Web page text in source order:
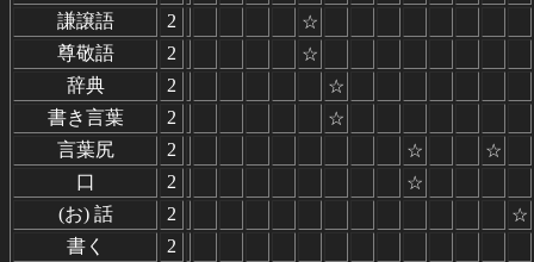
謙譲語
2
☆
尊敬語
2
☆
辞典
2
☆
書き言葉
2
☆
言葉尻
2 ☆
☆
口
2
☆
(お) 話
2
☆
書く
2